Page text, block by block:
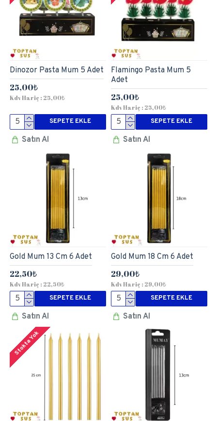
Dinozor Pasta Mum 5 Adet
25,00₺
Kdv Hariç : 25,00₺
SEPETE EKLE
Satın Al
Flamingo Pasta Mum 5
Adet
25,00₺
Kdv Hariç : 25,00₺
SEPETE EKLE
Satın Al
Gold Mum 13 Cm 6 Adet
22,50₺
Kdv Hariç : 22,50₺
SEPETE EKLE
Satın Al
Gold Mum 18 Cm 6 Adet
29,00₺
Kdv Hariç : 29,00₺
SEPETE EKLE
Satın Al
Stokta Yok